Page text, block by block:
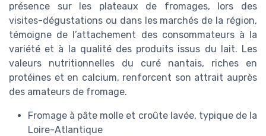
présence sur les plateaux de fromages, lors des
visites-dégustations ou dans les marchés de la région,
témoigne de l’attachement des consommateurs à la
variété et à la qualité des produits issus du lait. Les
valeurs nutritionnelles du curé nantais, riches en
protéines et en calcium, renforcent son attrait auprès
des amateurs de fromage.
Fromage à pâte molle et croûte lavée, typique de la
Loire-Atlantique